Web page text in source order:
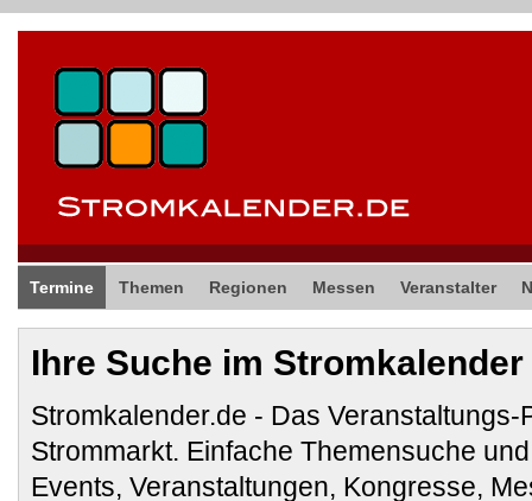
Termine Themen Regionen Messen Veranstalter
Ihre Suche im Stromkalender
Stromkalender.de - Das Veranstaltungs-
Strommarkt. Einfache Themensuche
Events, Veranstaltungen, Kongresse,